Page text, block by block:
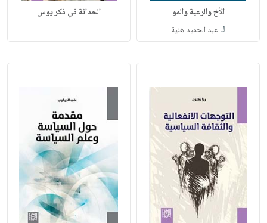
الأخ والرعية والمو
لـعبد الحميد هنية
الحداثة في فكر يوس